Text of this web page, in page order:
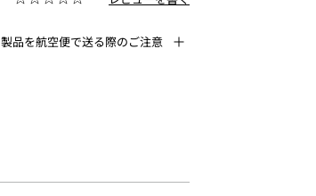
製品を航空便で送る際のご注意